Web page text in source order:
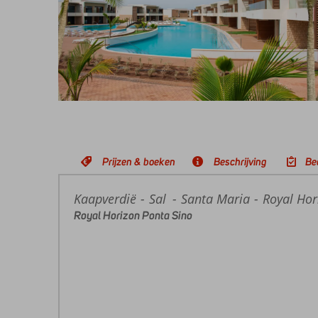
Prijzen & boeken Beschrijving
Home
Kaapverdië Sal Santa Maria Royal
Royal Horizon Ponta Sino